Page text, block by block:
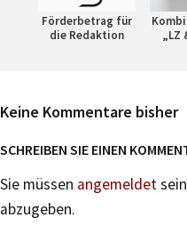
Förderbetrag für
die Redaktion
„LZ
Keine Kommentare bisher
SCHREIBEN SIE EINEN
Sie müssen angemeldet
abzugeben.